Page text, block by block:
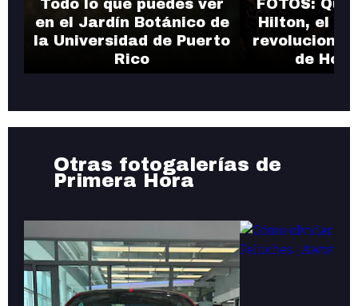
Todo lo que puedes ver
en el Jardín Botánico de
la Universidad de Puerto
Rico
FOTOS:
Hilton, el
revolucionó
de
Otras fotogalerías de
Primera Hora